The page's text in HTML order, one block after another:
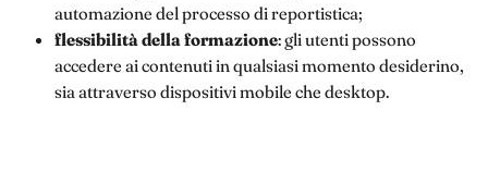
automazione del processo di reportistica;
flessibilità della formazione: gli utenti possono
accedere ai contenuti in qualsiasi momento desiderino,
sia attraverso dispositivi mobile che desktop.